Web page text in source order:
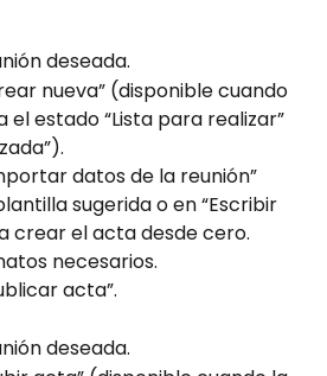
deseada.
nueva” (disponible cuando
el estado “Lista para realizar”
datos de la reunión”
sugerida o en “Escribir
crear el acta desde cero.
necesarios.
acta”.
deseada.